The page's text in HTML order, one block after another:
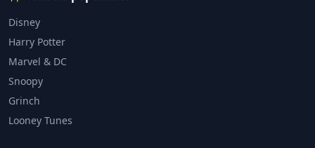
Disney
Harry Potter
Marvel & DC
Snoopy
Grinch
Looney Tunes